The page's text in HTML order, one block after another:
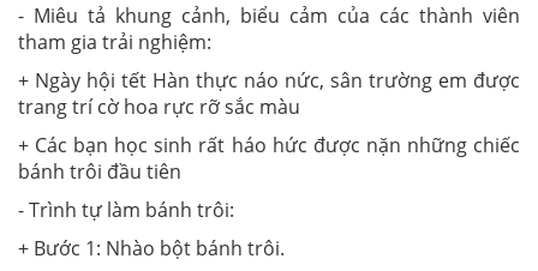
- Miêu tả khung cảnh, biểu cảm của các thành viên
tham gia trải nghiệm:
+ Ngày hội tết Hàn thực náo nức, sân trường em được
trang trí cờ hoa rực rỡ sắc màu
+ Các bạn học sinh rất háo hức được nặn những chiếc
bánh trôi đầu tiên
- Trình tự làm bánh trôi:
+ Bước 1: Nhào bột bánh trôi.